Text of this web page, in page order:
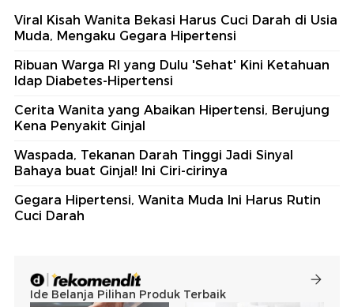
Viral Kisah Wanita Bekasi Harus Cuci Darah di Usia
Muda, Mengaku Gegara Hipertensi
Ribuan Warga RI yang Dulu 'Sehat' Kini Ketahuan
Idap Diabetes-Hipertensi
Cerita Wanita yang Abaikan Hipertensi, Berujung
Kena Penyakit Ginjal
Waspada, Tekanan Darah Tinggi Jadi Sinyal
Bahaya buat Ginjal! Ini Ciri-cirinya
Gegara Hipertensi, Wanita Muda Ini Harus Rutin
Cuci Darah